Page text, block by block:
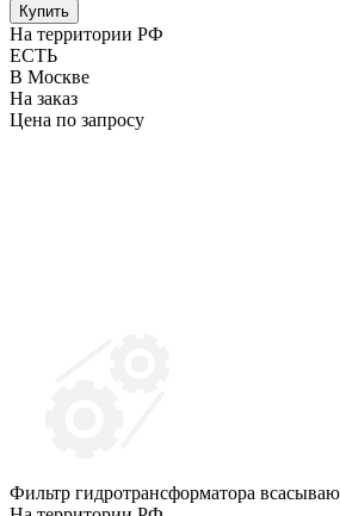
Купить
На территории РФ
ЕСТЬ
В Москве
На заказ
Цена по запросу
Фильтр гидротрансформатора